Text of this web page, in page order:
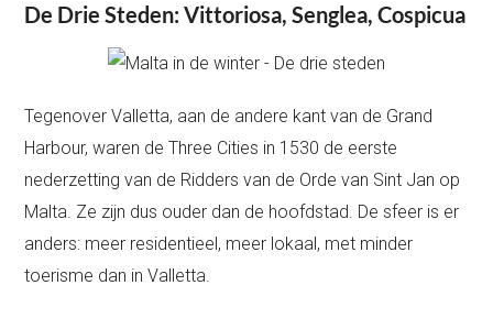
De Drie Steden: Vittoriosa, Senglea, Cospicua
Tegenover Valletta, aan de andere kant van de Grand
Harbour, waren de Three Cities in 1530 de eerste
nederzetting van de Ridders van de Orde van Sint Jan op
Malta. Ze zijn dus ouder dan de hoofdstad. De sfeer is er
anders: meer residentieel, meer lokaal, met minder
toerisme dan in Valletta.